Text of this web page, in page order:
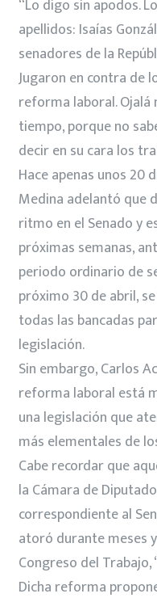
“Lo digo sin apodos.
apellidos: Isaías
senadores de la
Jugaron en contra de
reforma laboral. Ojalá
tiempo, porque no
decir en su cara los
Hace apenas unos 20
Medina adelantó que
ritmo en el Senado y
próximas semanas,
periodo ordinario de
próximo 30 de abril,
todas las bancadas
legislación.
Sin embargo, Carlos
reforma laboral está
una legislación que
más elementales de
Cabe recordar que
la Cámara de
correspondiente al
atoró durante meses
Congreso del Trabajo,
Dicha reforma